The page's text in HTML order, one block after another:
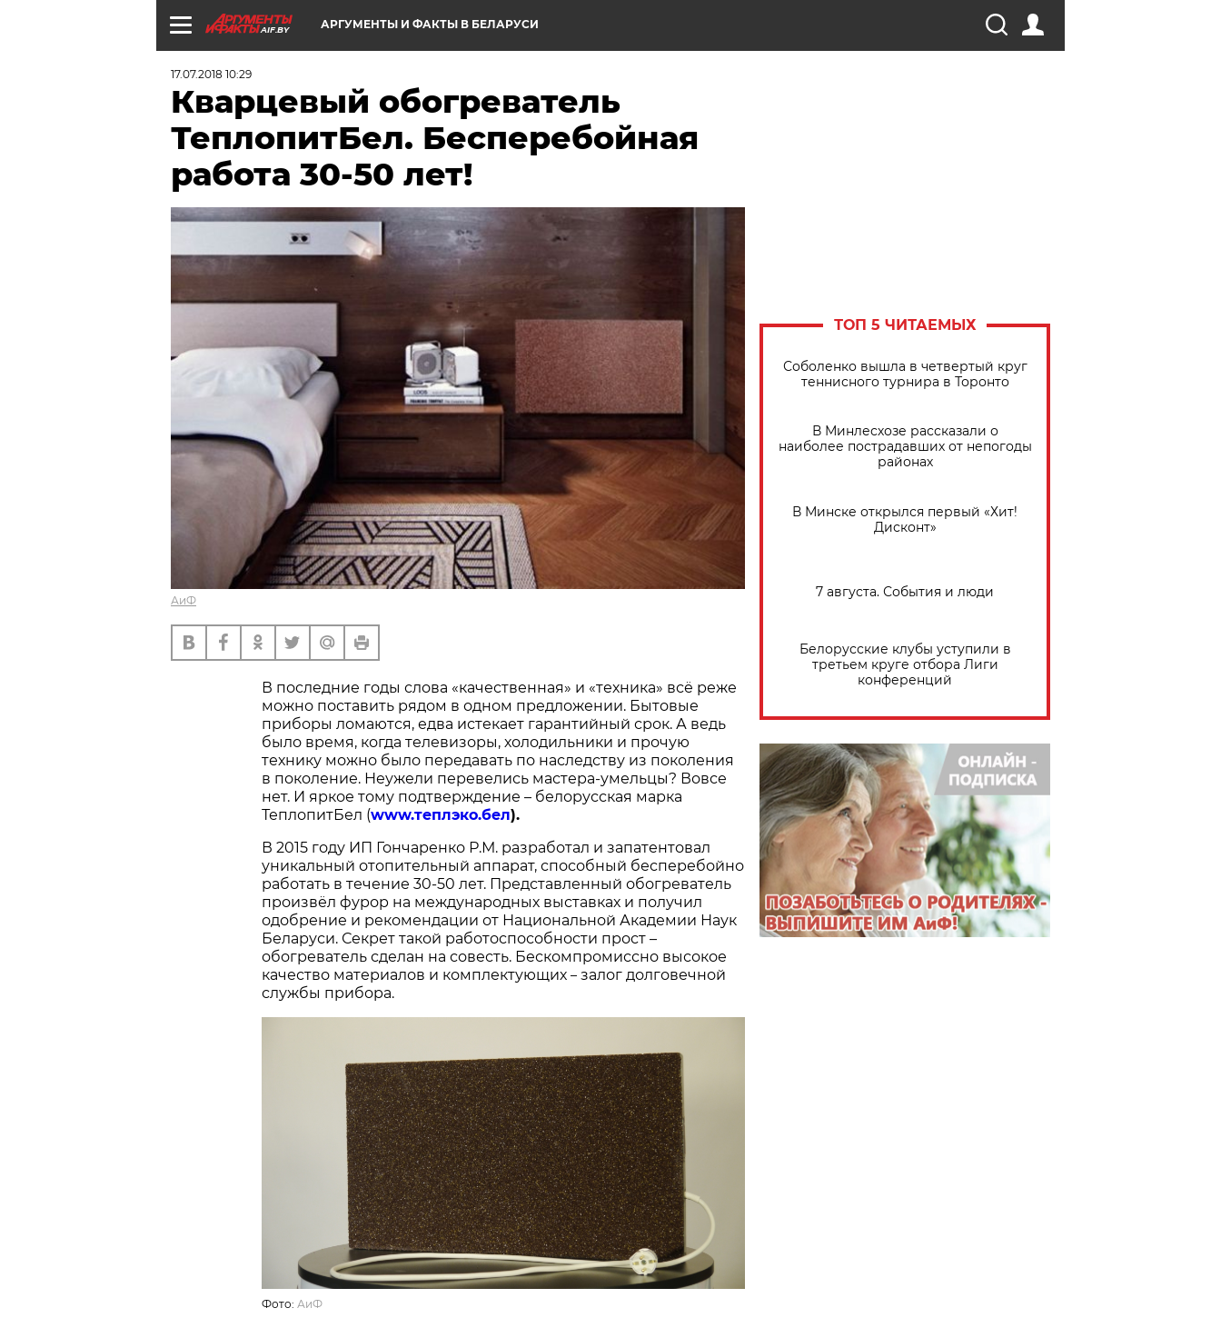
AIF.BY АРГУМЕНТЫ И ФАКТЫ В БЕЛАРУСИ
17.07.2018 10:29
Кварцевый обогреватель
ТеплопитБел. Бесперебойная
работа 30-50 лет!
АиФ
В последние годы слова «качественная» и «техника» всё реже
можно поставить рядом в одном предложении. Бытовые
приборы ломаются, едва истекает гарантийный срок. А ведь
было время, когда телевизоры, холодильники и прочую
технику можно было передавать по наследству из поколения
в поколение. Неужели перевелись мастера-умельцы? Вовсе
нет. И яркое тому подтверждение – белорусская марка
ТеплопитБел (www.теплэко.бел).
В 2015 году ИП Гончаренко Р.М. разработал и запатентовал
уникальный отопительный аппарат, способный бесперебойно
работать в течение 30-50 лет. Представленный обогреватель
произвёл фурор на международных выставках и получил
одобрение и рекомендации от Национальной Академии Наук
Беларуси. Секрет такой работоспособности прост –
обогреватель сделан на совесть. Бескомпромиссно высокое
качество материалов и комплектующих – залог долговечной
службы прибора.
Фото: АиФ
ТОП 5 ЧИТАЕМЫХ
Соболенко вышла в четвертый круг
теннисного турнира в Торонто
В Минлесхозе рассказали о
наиболее пострадавших от непогоды
районах
В Минске открылся первый «Хит!
Дисконт»
7 августа. События и люди
Белорусские клубы уступили в
третьем круге отбора Лиги
конференций